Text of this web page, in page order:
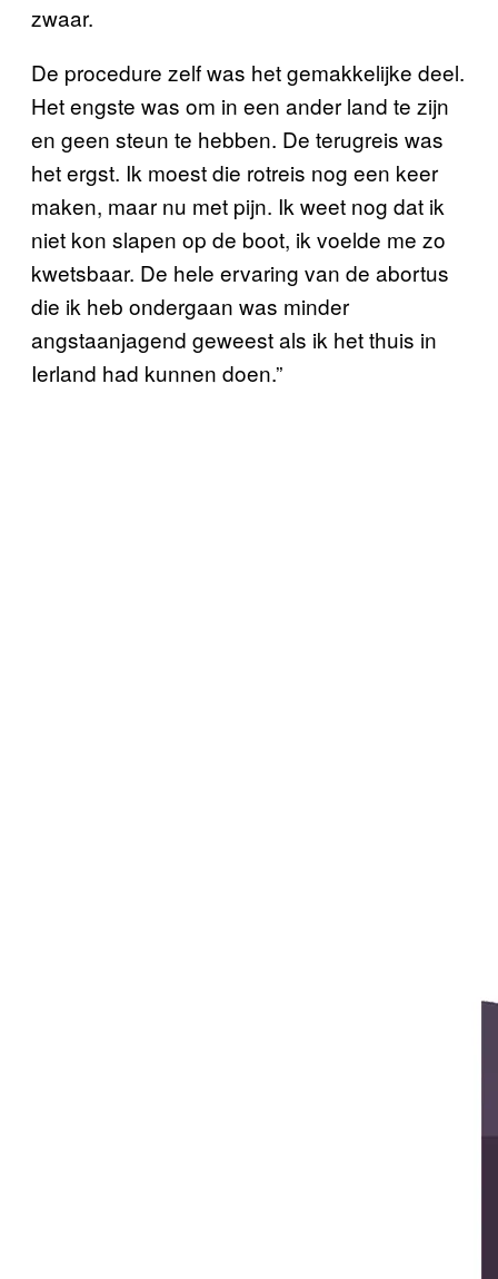
zwaar.
De procedure zelf was het gemakkelijke deel.
Het engste was om in een ander land te zijn
en geen steun te hebben. De terugreis was
het ergst. Ik moest die rotreis nog een keer
maken, maar nu met pijn. Ik weet nog dat ik
niet kon slapen op de boot, ik voelde me zo
kwetsbaar. De hele ervaring van de abortus
die ik heb ondergaan was minder
angstaanjagend geweest als ik het thuis in
Ierland had kunnen doen.”